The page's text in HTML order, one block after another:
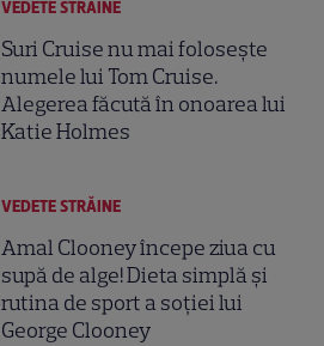
VEDETE STRĂINE
Suri Cruise nu mai folosește
numele lui Tom Cruise.
Alegerea făcută în onoarea lui
Katie Holmes
VEDETE STRĂINE
Amal Clooney începe ziua cu
supă de alge! Dieta simplă și
rutina de sport a soției lui
George Clooney